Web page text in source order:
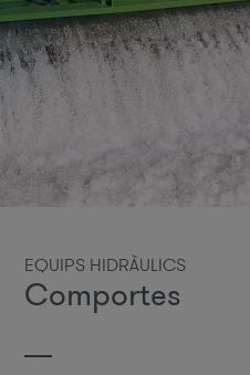
EQUIPS HIDRÀULICS
Comportes